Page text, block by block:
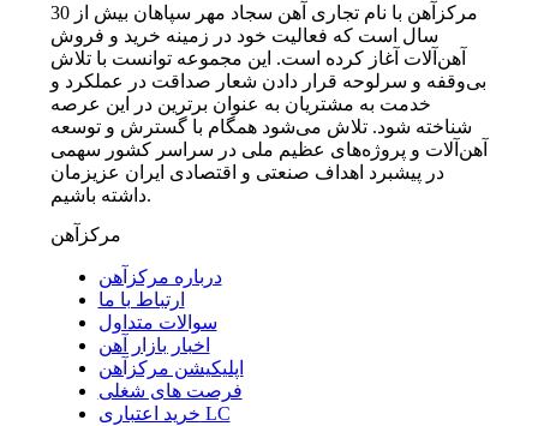
مرکزآهن با نام تجاری آهن سجاد مهر سپاهان بیش از 30
سال است که فعالیت خود در زمینه خرید و فروش
آهن‌آلات آغاز کرده است. این مجموعه توانست با تلاش
بی‌وقفه و سرلوحه قرار دادن شعار صداقت در عملکرد و
خدمت به مشتریان به عنوان برترین در این عرصه
شناخته شود. تلاش می‌شود همگام با گسترش و توسعه
آهن‌آلات و پروژه‌های عظیم ملی در سراسر کشور سهمی
در پیشبرد اهداف صنعتی و اقتصادی ایران عزیزمان
داشته باشیم.
مرکزآهن
درباره مرکزآهن
ارتباط با ما
سوالات متداول
اخبار بازار آهن
اپلیکیشن مرکزآهن
فرصت های شغلی
خرید اعتباری LC